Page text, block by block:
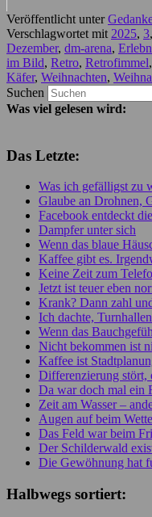
Veröffentlicht unter
Verschlagwortet mit 2025, 3,
Dezember, dm-arena,
im Bild, Retro, Retrofimmel,
Käfer, Weihnachten,
Suchen
Was viel gelesen wird:
Das Letzte:
Was ich gefälligst zu
Glaube an Drohnen,
Facebook entdeckt
Dampfer unter sich
Wenn das blaue
Kaffee gibt es.
Keine Zeit zum
Jetzt ist teuer eben
Krank? Dann zahl
Ich dachte,
Wenn das
Nicht bekommen ist
Kaffee ist
Differenzierung stört,
Da war doch mal ein
Zeit am Wasser –
Augen auf beim
Das Feld war beim
Der Schilderwald
Die Gewöhnung hat
Halbwegs sortiert: